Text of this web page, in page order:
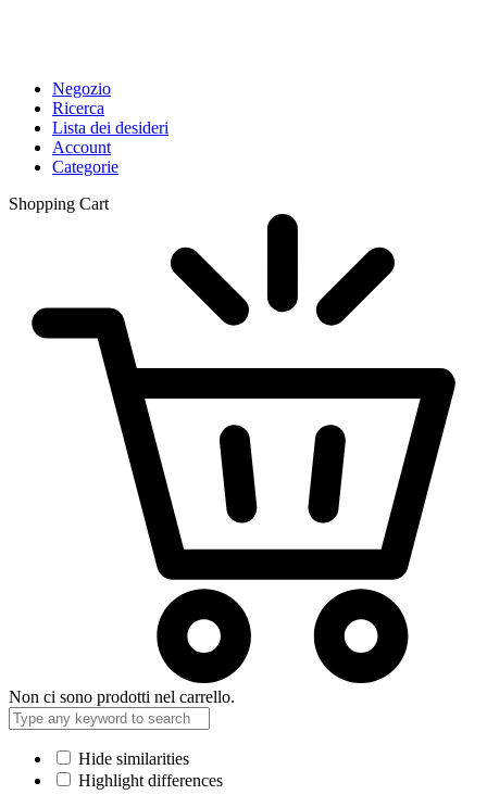
Negozio
Ricerca
Lista dei desideri
Account
Categorie
Shopping Cart
Non ci sono prodotti nel carrello.
Hide similarities
Highlight differences